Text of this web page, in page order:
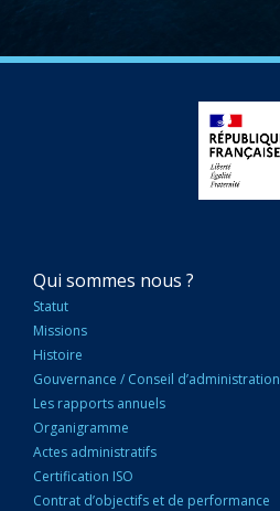
NAVIGATION
PRINCIPALE
Qui sommes nous ?
Statut
Missions
Histoire
Gouvernance / Conseil d’administration
Les rapports annuels
Organigramme
Actes administratifs
Certification ISO
Contrat d’objectifs et de performance